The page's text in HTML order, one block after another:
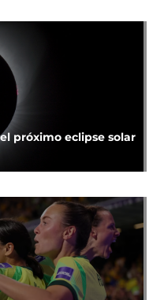
próximo eclipse solar